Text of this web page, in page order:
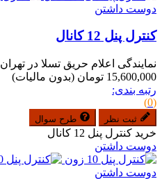
دوست داشتن
کنترل پنل 12 کانال
نمایندگی اعلام حریق تسلا در تهران
15,600,000 تومان
(بدون مالیات)
رتبه بندی:
(0)
ثبت نظر طرح سوال
خرید کنترل پنل 12 کانال
دوست داشتن
دوست داشتن